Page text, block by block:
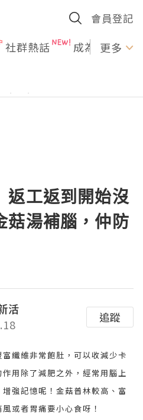
會員登記
社群熱話 成為U更多
返工返到開始沒
菇湯補腦，仲防
活
追蹤
纖維非常飽肚，可以收減少卡
用除了減肥之外，經常用腦上
強記憶呢！金菇普林較高、富
或者胃痛要小心食呀！